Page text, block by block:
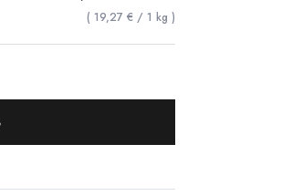
( 19,27 € / 1 kg )